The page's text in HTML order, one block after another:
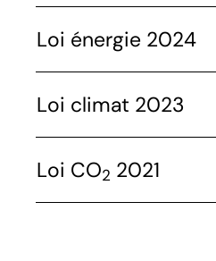
Loi énergie 2024
Loi climat 2023
Loi CO2 2021